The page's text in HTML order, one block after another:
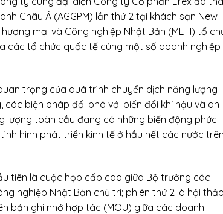
Châu Á (AGGPM) lần thứ 2 tại khách sạn New
mại và Công nghiệp Nhật Bản (METI) tổ
các tổ chức quốc tế cùng một số doanh nghiệp
trọng của quá trình chuyển dịch năng lượng
biện pháp đối phó với biến đổi khí hậu và an
lượng toàn cầu đang có những biến động phức
hình phát triển kinh tế ở hầu hết các nước trên
tiên là cuộc họp cấp cao giữa Bộ trưởng các
nghiệp Nhật Bản chủ trì; phiên thứ 2 là hội thảo
bản ghi nhớ hợp tác (MOU) giữa các doanh